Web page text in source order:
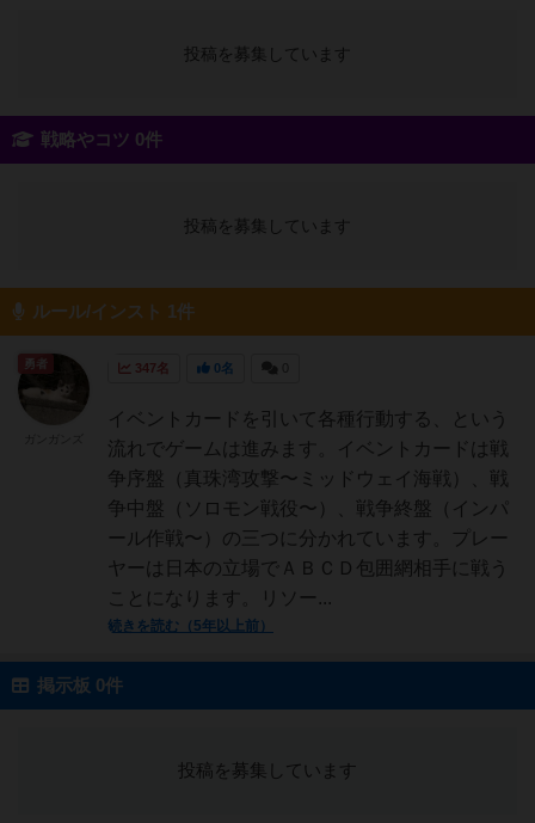
投稿を募集しています
戦略やコツ 0件
投稿を募集しています
ルール/インスト 1件
347名 0名
イベントカードを引いて各種行動する、という
流れでゲームは進みます。イベントカードは戦
争序盤（真珠湾攻撃〜ミッドウェイ海戦）、戦
争中盤（ソロモン戦役〜）、戦争終盤（インパ
ール作戦〜）の三つに分かれています。プレー
ヤーは日本の立場でＡＢＣＤ包囲網相手に戦う
ことになります。リソー...
続きを読む（5年以上前）
勇者
掲示板 0件
投稿を募集しています